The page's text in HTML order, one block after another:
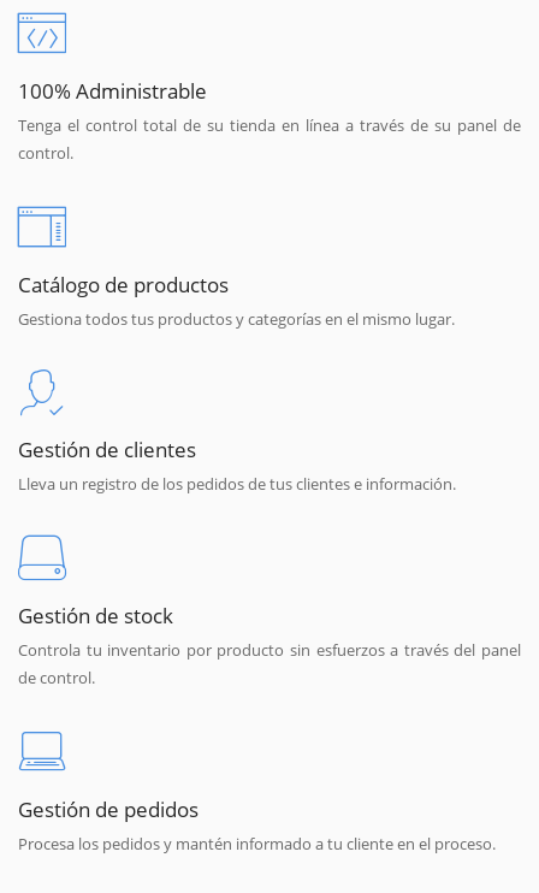
100% Administrable
Tenga el control total de su tienda en línea a través de su panel de
control.
Catálogo de productos
Gestiona todos tus productos y categorías en el mismo lugar.
Gestión de clientes
Lleva un registro de los pedidos de tus clientes e información.
Gestión de stock
Controla tu inventario por producto sin esfuerzos a través del panel
de control.
Gestión de pedidos
Procesa los pedidos y mantén informado a tu cliente en el proceso.